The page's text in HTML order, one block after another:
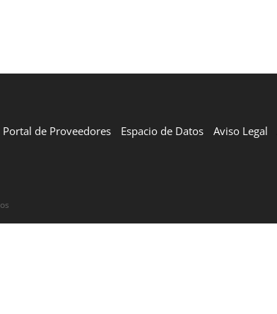
Portal de Proveedores Espacio de Datos Aviso Legal